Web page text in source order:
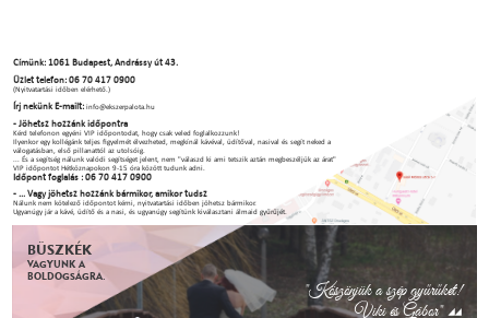
Címünk: 1061 Budapest, Andrássy út 43.
Üzlet telefon: 06 70 417 0900
(Nyitvatartási időben elérhető.)
Írj nekünk E-mailt:info@ekszerpalota.hu
- Jöhetsz hozzánk időpontra
Kérd telefonon egyéni VIP időpontodat, hogy csak veled foglalkozzunk!
Ilyenkor egy kollégánk teljes figyelmét élvezheted, megkínál kávéval, üdítőval, nasival és segít neked a
válogatásban, első pillanattól az utolsóig.
... És a segítség nálunk valódi segítséget jelent, nem "válaszd ki ami tetszik aztán megbeszéljük az árat"
VIP időpontot Hétköznapokon 9-15 óra között tudunk adni.
Időpont foglalás : 06 70 417 0900
- ... Vagy jöhetsz hozzánk bármikor, amikor tudsz
Nálunk nem kötelező időpontot kérni, nyitvatartási időben jöhetsz bármikor.
Ugyanúgy jár a kávé, üdítő és a nasi, és ugyanúgy segítünk kiválasztani álmaid gyűrűjét.
BÜSZKÉK
VAGYUNK A
BOLDOGSÁGRA.
"Köszönjük a szép gyűrűket!
Viki és Gábor"